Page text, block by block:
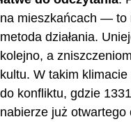
na mieszkańcach — to
metoda działania.
kolejno, a
kultu. W takim
do konfliktu, gdzie
nabierze już otwartego